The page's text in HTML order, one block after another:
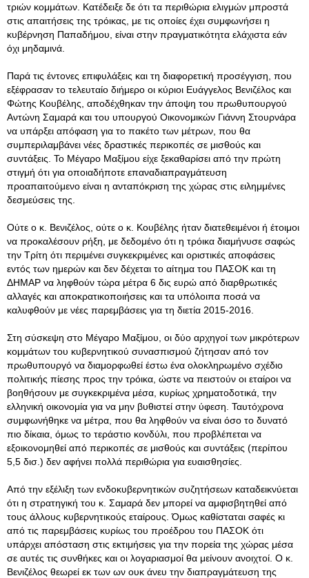
τριών κομμάτων. Κατέδειξε δε ότι τα περιθώρια ελιγμών μπροστά
στις απαιτήσεις της τρόικας, με τις οποίες έχει συμφωνήσει η
κυβέρνηση Παπαδήμου, είναι στην πραγματικότητα ελάχιστα εάν
όχι μηδαμινά.
Παρά τις έντονες επιφυλάξεις και τη διαφορετική προσέγγιση, που
εξέφρασαν το τελευταίο διήμερο οι κύριοι Ευάγγελος Βενιζέλος και
Φώτης Κουβέλης, αποδέχθηκαν την άποψη του πρωθυπουργού
Αντώνη Σαμαρά και του υπουργού Οικονομικών Γιάννη Στουρνάρα
να υπάρξει απόφαση για το πακέτο των μέτρων, που θα
συμπεριλαμβάνει νέες δραστικές περικοπές σε μισθούς και
συντάξεις . Το Μέγαρο Μαξίμου είχε ξεκαθαρίσει από την πρώτη
στιγμή ότι για οποιαδήποτε επαναδιαπραγμάτευση
προαπαιτούμενο είναι η ανταπόκριση της χώρας στις ειλημμένες
δεσμεύσεις της.
Ούτε ο κ. Βενιζέλος, ούτε ο κ. Κουβέλης ήταν διατεθειμένοι ή έτοιμοι
να προκαλέσουν ρήξη, με δεδομένο ότι η τρόικα διαμήνυσε σαφώς
την Τρίτη ότι περιμένει συγκεκριμένες και οριστικές αποφάσεις
εντός των ημερών και δεν δέχεται το αίτημα του ΠΑΣΟΚ και τη
ΔΗΜΑΡ να ληφθούν τώρα μέτρα 6 δις ευρώ από διαρθρωτικές
αλλαγές και αποκρατικοποιήσεις και τα υπόλοιπα ποσά να
καλυφθούν με νέες παρεμβάσεις για τη διετία 2015-2016.
Στη σύσκεψη στο Μέγαρο Μαξίμου, οι δύο αρχηγοί των μικρότερων
κομμάτων του κυβερνητικού συνασπισμού ζήτησαν από τον
πρωθυπουργό να διαμορφωθεί έστω ένα ολοκληρωμένο σχέδιο
πολιτικής πίεσης προς την τρόικα, ώστε να πειστούν οι εταίροι να
βοηθήσουν με συγκεκριμένα μέσα, κυρίως χρηματοδοτικά, την
ελληνική οικονομία για να μην βυθιστεί στην ύφεση. Ταυτόχρονα
συμφωνήθηκε να μέτρα, που θα ληφθούν να είναι όσο το δυνατό
πιο δίκαια, όμως το τεράστιο κονδύλι, που προβλέπεται να
εξοικονομηθεί από περικοπές σε μισθούς και συντάξεις (περίπου
5,5 δισ.) δεν αφήνει πολλά περιθώρια για ευαισθησίες.
Από την εξέλιξη των ενδοκυβερνητικών συζητήσεων καταδεικνύεται
ότι η στρατηγική του κ. Σαμαρά δεν μπορεί να αμφισβητηθεί από
τους άλλους κυβερνητικούς εταίρους. Όμως καθίσταται σαφές κι
από τις παρεμβάσεις κυρίως του προέδρου του ΠΑΣΟΚ ότι
υπάρχει απόσταση στις εκτιμήσεις για την πορεία της χώρας μέσα
σε αυτές τις συνθήκες και οι λογαριασμοί θα μείνουν ανοιχτοί. Ο κ.
Βενιζέλος θεωρεί εκ των ων ουκ άνευ την διαπραγμάτευση της